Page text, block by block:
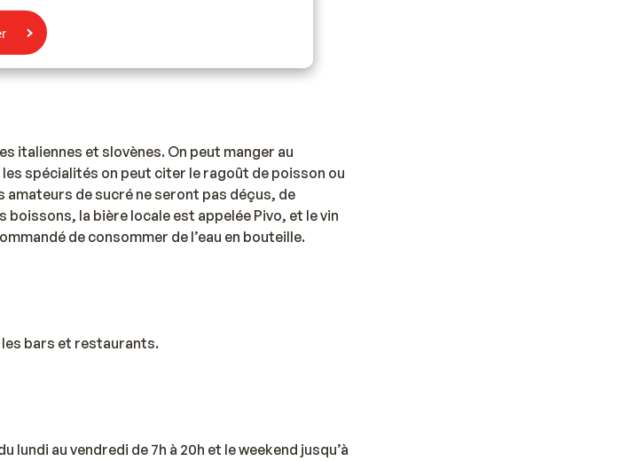
italiennes et slovènes. On peut manger au
spécialités on peut citer le ragoût de poisson ou
amateurs de sucré ne seront pas déçus, de
la bière locale est appelée Pivo, et le vin
de consommer de l’eau en bouteille.
les bars et restaurants.
au vendredi de 7h à 20h et le weekend jusqu’à